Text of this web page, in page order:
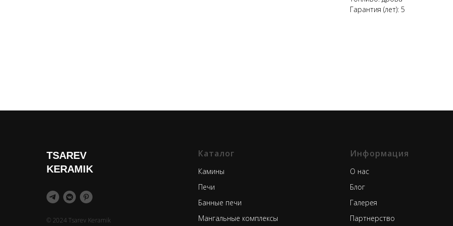
Гарантия (лет): 5
TSAREV
KERAMIK
© 2024 Tsarev Keramik
Каталог
Камины
Печи
Банные печи
Мангальные комплексы
Информация
О нас
Блог
Галерея
Партнерство